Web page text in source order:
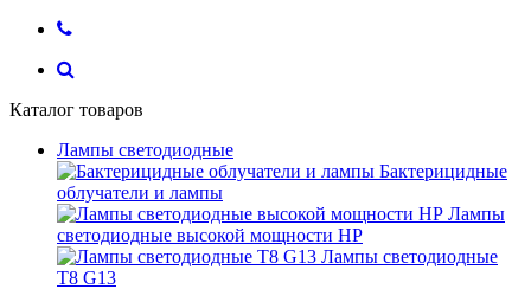
Каталог товаров
Лампы светодиодные
Бактерицидные
облучатели и лампы
Лампы
светодиодные высокой мощности HP
Лампы светодиодные
Т8 G13